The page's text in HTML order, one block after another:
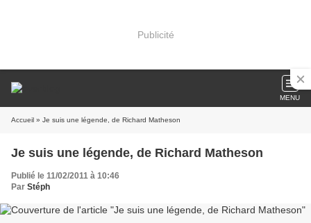
Publicité
MENU
Accueil » Je suis une légende, de Richard Matheson
Je suis une légende, de Richard Matheson
Publié le 11/02/2011 à 10:46
Par Stéph